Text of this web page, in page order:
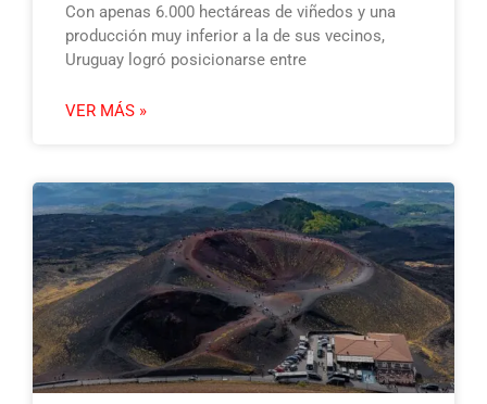
Con apenas 6.000 hectáreas de viñedos y una
producción muy inferior a la de sus vecinos,
Uruguay logró posicionarse entre
VER MÁS »